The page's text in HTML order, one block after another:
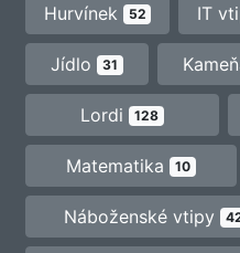
Hurvínek 52 IT
Jídlo 31
Lordi 128
Matematika 10
Náboženské vtipy